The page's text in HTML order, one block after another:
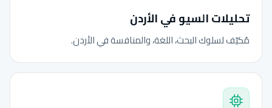
تحليلات السيو في الأردن
مُكيّف لسلوك البحث، اللغة، والمنافسة في الأردن.